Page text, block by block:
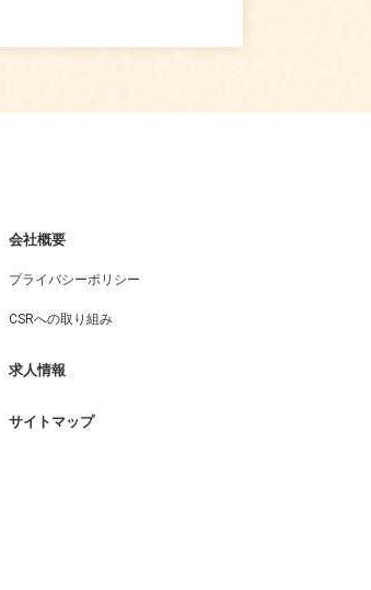
会社概要
プライバシーポリシー
CSRへの取り組み
求人情報
サイトマップ